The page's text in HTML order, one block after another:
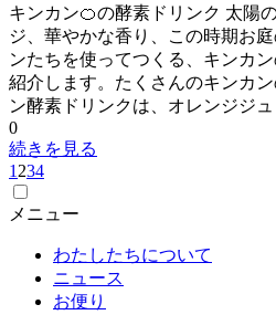
キンカン🍊の酵素ドリンク 太陽
ジ、華やかな香り、この時期お
ンたちを使ってつくる、キンカ
紹介します。たくさんのキンカ
ン酵素ドリンクは、オレンジジュ
0
続きを見る
1 234
メニュー
わたしたちについて
ニュース
お便り